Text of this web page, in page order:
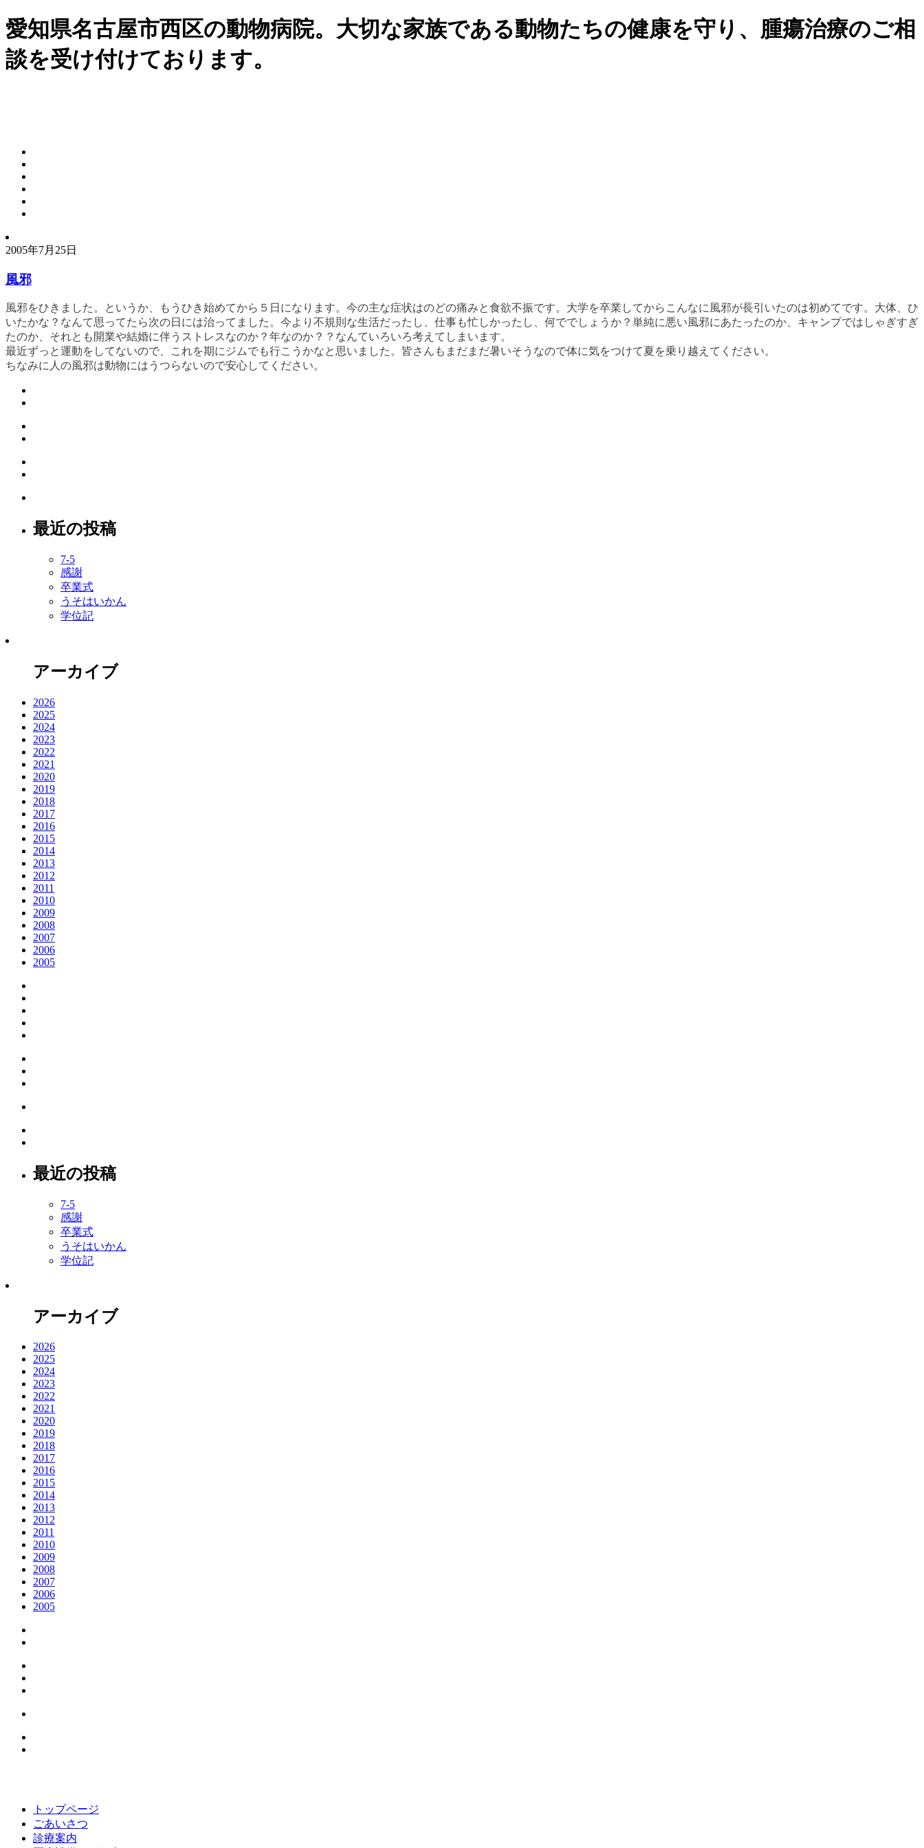
愛知県名古屋市西区の動物病院。大切な家族である動物たちの健康を守り、腫瘍治療のご相
談を受け付けております。
2005年7月25日
風邪
風邪をひきました。というか、もうひき始めてから５日になります。今の主な症状はのどの痛みと食欲不振です。大学を卒業してからこんなに風邪が長引いたのは初めてです。大体、ひ
いたかな？なんて思ってたら次の日には治ってました。今より不規則な生活だったし、仕事も忙しかったし、何ででしょうか？単純に悪い風邪にあたったのか、キャンプではしゃぎすぎ
たのか、それとも開業や結婚に伴うストレスなのか？年なのか？？なんていろいろ考えてしまいます。
最近ずっと運動をしてないので、これを期にジムでも行こうかなと思いました。皆さんもまだまだ暑いそうなので体に気をつけて夏を乗り越えてください。
ちなみに人の風邪は動物にはうつらないので安心してください。
最近の投稿
7-5
感謝
卒業式
うそはいかん
学位記
アーカイブ
2026
2025
2024
2023
2022
2021
2020
2019
2018
2017
2016
2015
2014
2013
2012
2011
2010
2009
2008
2007
2006
2005
最近の投稿
7-5
感謝
卒業式
うそはいかん
学位記
アーカイブ
2026
2025
2024
2023
2022
2021
2020
2019
2018
2017
2016
2015
2014
2013
2012
2011
2010
2009
2008
2007
2006
2005
トップページ
ごあいさつ
診療案内